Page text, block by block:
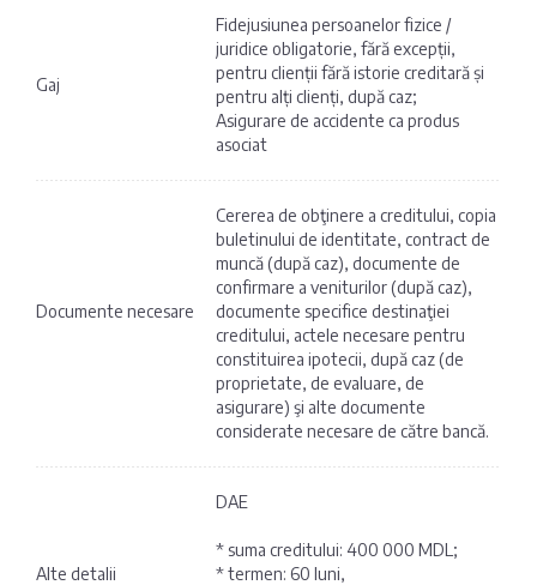
Gaj
Fidejusiunea persoanelor fizice /
juridice obligatorie, fără excepții,
pentru clienții fără istorie creditară și
pentru alți clienți, după caz;
Asigurare de accidente ca produs
asociat
Documente necesare
Cererea de obţinere a creditului, copia
buletinului de identitate, contract de
muncă (după caz), documente de
confirmare a veniturilor (după caz),
documente specifice destinaţiei
creditului, actele necesare pentru
constituirea ipotecii, după caz (de
proprietate, de evaluare, de
asigurare) şi alte documente
considerate necesare de către bancă.
Alte detalii
DAE
* suma creditului: 400 000 MDL;
* termen: 60 luni,